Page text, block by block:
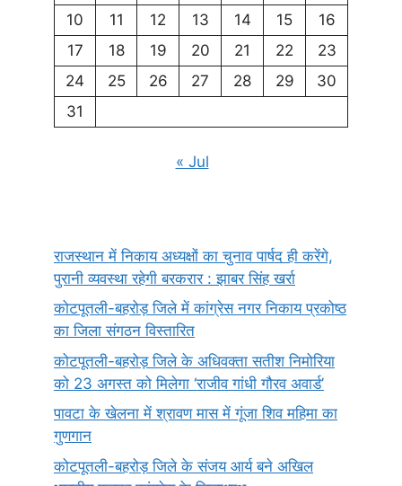
10
11 12 13 14 15
16
17
18 19 20 21 22
23
24
25 26 27 28 29
30
31
« Jul
राजस्थान में निकाय अध्यक्षों का चुनाव पार्षद ही करेंगे,
पुरानी व्यवस्था रहेगी बरकरार : झाबर सिंह खर्रा
कोटपूतली-बहरोड़ जिले में कांग्रेस नगर निकाय प्रकोष्ठ
का जिला संगठन विस्तारित
कोटपूतली-बहरोड़ जिले के अधिवक्ता सतीश निमोरिया
को 23 अगस्त को मिलेगा ‘राजीव गांधी गौरव अवार्ड’
पावटा के खेलना में श्रावण मास में गूंजा शिव महिमा का
गुणगान
कोटपूतली-बहरोड़ जिले के संजय आर्य बने अखिल